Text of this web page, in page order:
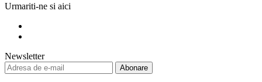
Urmariti-ne si aici
Newsletter
Abonare